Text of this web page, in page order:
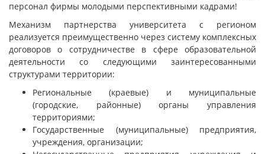
персонал фирмы молодыми перспективными кадрами!
Механизм партнерства университета с регионом
реализуется преимущественно через систему комплексных
договоров о сотрудничестве в сфере образовательной
деятельности со следующими заинтересованными
структурами территории:
Региональные (краевые) и муниципальные
(городские, районные) органы управления
территориями;
Государственные (муниципальные) предприятия,
учреждения, организации;